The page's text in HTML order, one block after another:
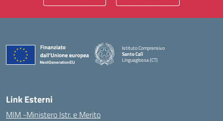
Istituto Comprensivo
Santo Calì
Linguaglossa (CT)
— Visita la pagina iniziale della scuola
Link Esterni
MIM -Ministero Istr. e Merito